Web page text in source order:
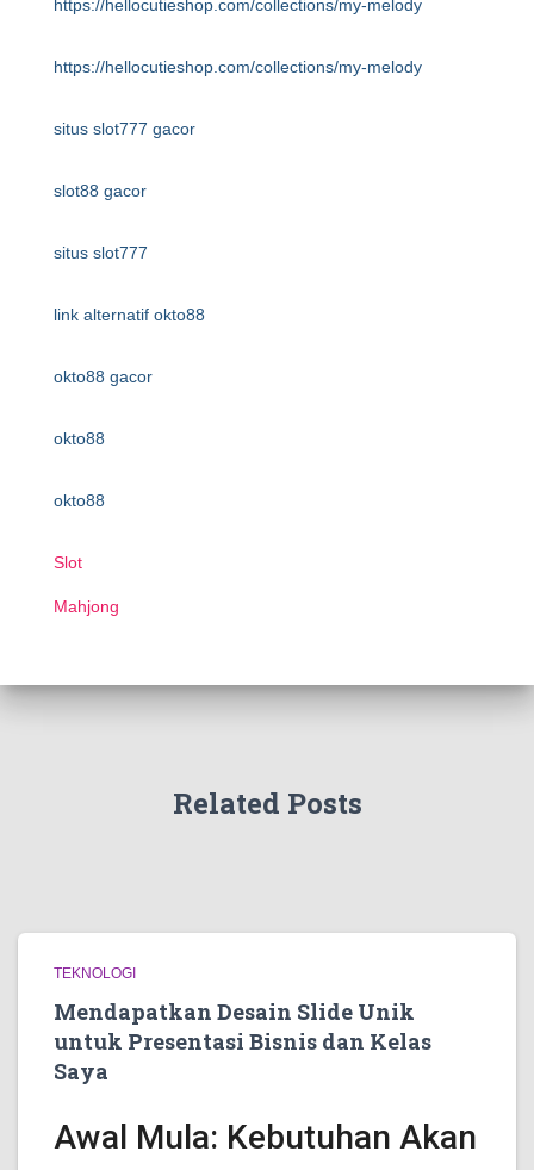
https://hellocutieshop.com/collections/my-melody
https://hellocutieshop.com/collections/my-melody
situs slot777 gacor
slot88 gacor
situs slot777
link alternatif okto88
okto88 gacor
okto88
okto88
Slot
Mahjong
Related Posts
TEKNOLOGI
Mendapatkan Desain Slide Unik
untuk Presentasi Bisnis dan Kelas
Saya
Awal Mula: Kebutuhan Akan